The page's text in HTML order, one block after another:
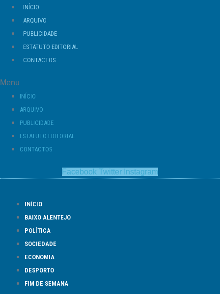
para
conteúdo
INÍCIO
ARQUIVO
PUBLICIDADE
ESTATUTO EDITORIAL
CONTACTOS
Menu
INÍCIO
ARQUIVO
PUBLICIDADE
ESTATUTO EDITORIAL
CONTACTOS
Facebook Twitter Instagram
INÍCIO
BAIXO ALENTEJO
POLÍTICA
SOCIEDADE
ECONOMIA
DESPORTO
FIM DE SEMANA